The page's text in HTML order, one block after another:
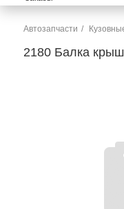
Автозапчасти
2180 Балка